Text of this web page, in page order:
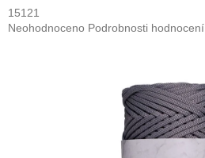
15121
Průměrné
Neohodnoceno Podrobnosti hodnocení